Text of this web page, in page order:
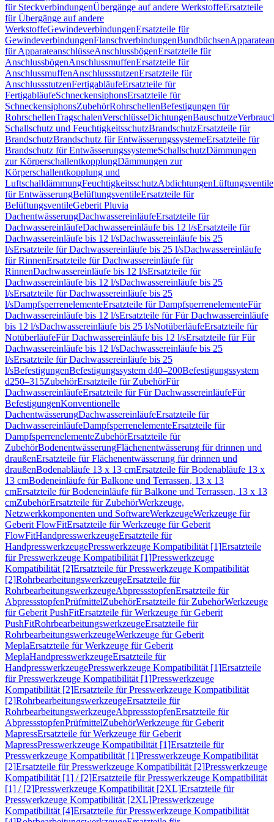
für SteckverbindungenÜbergänge auf andere WerkstoffeErsatzteile
für Übergänge auf andere
WerkstoffeGewindeverbindungenErsatzteile für
GewindeverbindungenFlanschverbindungenBundbüchsen
für ApparateanschlüsseAnschlussbögenErsatzteile für
AnschlussbögenAnschlussmuffenErsatzteile für
AnschlussmuffenAnschlussstutzenErsatzteile für
AnschlussstutzenFertigabläufeErsatzteile für
FertigabläufeSchneckensiphonsErsatzteile für
SchneckensiphonsZubehörRohrschellenBefestigungen für
RohrschellenTragschalenVerschlüsseDichtungenBauschutze
Schallschutz und FeuchtigkeitsschutzBrandschutzErsatzteile für
BrandschutzBrandschutz für EntwässerungssystemeErsatzteile für
Brandschutz für EntwässerungssystemeSchallschutzDämmungen
zur KörperschallentkopplungDämmungen zur
Körperschallentkopplung und
LuftschalldämmungFeuchtigkeitsschutzAbdichtungenLüftungsventile
für EntwässerungBelüftungsventileErsatzteile für
BelüftungsventileGeberit Pluvia
DachentwässerungDachwassereinläufeErsatzteile für
DachwassereinläufeDachwassereinläufe bis 12 l/sErsatzteile für
Dachwassereinläufe bis 12 l/sDachwassereinläufe bis 25
l/sErsatzteile für Dachwassereinläufe bis 25 l/sDachwassereinläufe
für RinnenErsatzteile für Dachwassereinläufe für
RinnenDachwassereinläufe bis 12 l/sErsatzteile für
Dachwassereinläufe bis 12 l/sDachwassereinläufe bis 25
l/sErsatzteile für Dachwassereinläufe bis 25
l/sDampfsperrenelementeErsatzteile für DampfsperrenelementeFür
Dachwassereinläufe bis 12 l/sErsatzteile für Für Dachwassereinläufe
bis 12 l/sDachwassereinläufe bis 25 l/sNotüberläufeErsatzteile für
NotüberläufeFür Dachwassereinläufe bis 12 l/sErsatzteile für Für
Dachwassereinläufe bis 12 l/sDachwassereinläufe bis 25
l/sErsatzteile für Dachwassereinläufe bis 25
l/sBefestigungenBefestigungssystem d40–200Befestigungssystem
d250–315ZubehörErsatzteile für ZubehörFür
DachwassereinläufeErsatzteile für Für DachwassereinläufeFür
BefestigungenKonventionelle
DachentwässerungDachwassereinläufeErsatzteile für
DachwassereinläufeDampfsperrenelementeErsatzteile für
DampfsperrenelementeZubehörErsatzteile für
ZubehörBodenentwässerungFlächenentwässerung für drinnen und
draußenErsatzteile für Flächenentwässerung für drinnen und
draußenBodenabläufe 13 x 13 cmErsatzteile für Bodenabläufe 13 x
13 cmBodeneinläufe für Balkone und Terrassen, 13 x 13
cmErsatzteile für Bodeneinläufe für Balkone und Terrassen, 13 x 13
cmZubehörErsatzteile für ZubehörWerkzeuge,
Netzwerkkomponenten und SoftwareWerkzeugeWerkzeuge für
Geberit FlowFitErsatzteile für Werkzeuge für Geberit
FlowFitHandpresswerkzeugeErsatzteile für
HandpresswerkzeugePresswerkzeuge Kompatibilität [1]Ersatzteile
für Presswerkzeuge Kompatibilität [1]Presswerkzeuge
Kompatibilität [2]Ersatzteile für Presswerkzeuge Kompatibilität
[2]RohrbearbeitungswerkzeugeErsatzteile für
RohrbearbeitungswerkzeugeAbpressstopfenErsatzteile für
AbpressstopfenPrüfmittelZubehörErsatzteile für ZubehörWerkzeuge
für Geberit PushFitErsatzteile für Werkzeuge für Geberit
PushFitRohrbearbeitungswerkzeugeErsatzteile für
RohrbearbeitungswerkzeugeWerkzeuge für Geberit
MeplaErsatzteile für Werkzeuge für Geberit
MeplaHandpresswerkzeugeErsatzteile für
HandpresswerkzeugePresswerkzeuge Kompatibilität [1]Ersatzteile
für Presswerkzeuge Kompatibilität [1]Presswerkzeuge
Kompatibilität [2]Ersatzteile für Presswerkzeuge Kompatibilität
[2]RohrbearbeitungswerkzeugeErsatzteile für
RohrbearbeitungswerkzeugeAbpressstopfenErsatzteile für
AbpressstopfenPrüfmittelZubehörWerkzeuge für Geberit
MapressErsatzteile für Werkzeuge für Geberit
MapressPresswerkzeuge Kompatibilität [1]Ersatzteile für
Presswerkzeuge Kompatibilität [1]Presswerkzeuge Kompatibilität
[2]Ersatzteile für Presswerkzeuge Kompatibilität [2]Presswerkzeuge
Kompatibilität [1] / [2]Ersatzteile für Presswerkzeuge Kompatibilität
[1] / [2]Presswerkzeuge Kompatibilität [2XL]Ersatzteile für
Presswerkzeuge Kompatibilität [2XL]Presswerkzeuge
Kompatibilität [4]Ersatzteile für Presswerkzeuge Kompatibilität